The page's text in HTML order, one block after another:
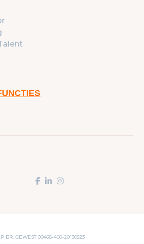
BR. GEWEST 00468-406-20130523